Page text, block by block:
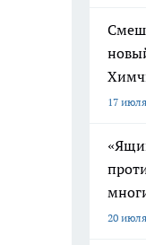
17 июля
20 июля